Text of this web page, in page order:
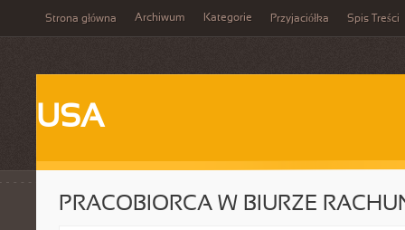
Strona główna Archiwum Kategorie Przyjaciółka Spis Treści
USA
PRACOBIORCA W BIURZE